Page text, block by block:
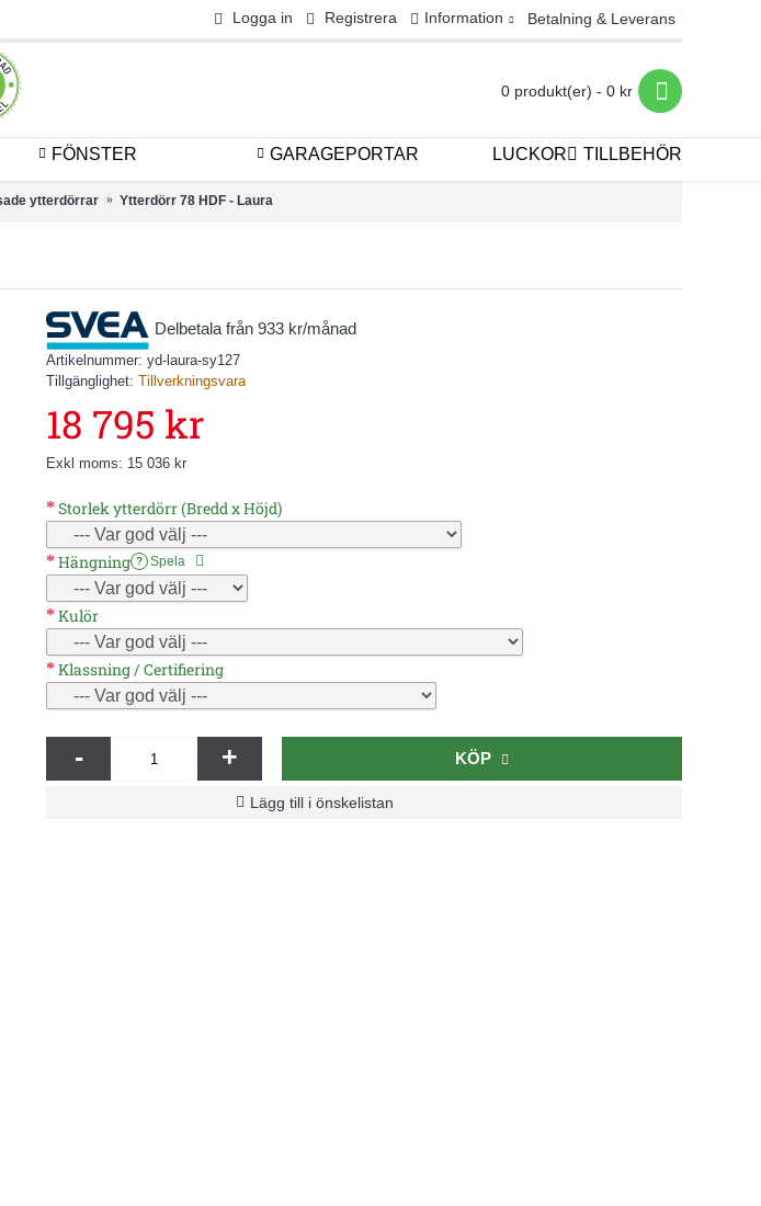
Logga in Registrera Information Betalning & Leverans
0 produkt(er) - 0 kr
FÖNSTER GARAGEPORTAR LUCKOR TILLBEHÖR
ytterdörrar Ytterdörr 78 HDF - Laura
Delbetala från 933 kr/månad
Artikelnummer: yd-laura-sy127
Tillgänglighet: Tillverkningsvara
18 795 kr
Exkl moms: 15 036 kr
Storlek ytterdörr (Bredd x Höjd)
Hängning ? Spela
Kulör
Klassning / Certifiering
- + KÖP
Lägg till i önskelistan